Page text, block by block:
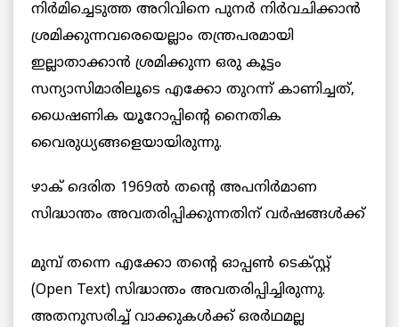
നിര്‍മിച്ചെടുത്ത അറിവിനെ പുനര്‍ നിര്‍വചിക്കാന്‍
ശ്രമിക്കുന്നവരെയെല്ലാം തന്ത്രപരമായി
ഇല്ലാതാക്കാന്‍ ശ്രമിക്കുന്ന ഒരു കൂട്ടം
സന്യാസിമാരിലൂടെ എക്കോ തുറന്ന് കാണിച്ചത്,
ധൈഷണിക യൂറോപ്പിന്റെ നൈതിക
വൈരുധ്യങ്ങളെയായിരുന്നു.
ഴാക് ദെരിത 1969ല്‍ തന്റെ അപനിര്‍മാണ
സിദ്ധാന്തം അവതരിപ്പിക്കുന്നതിന് വര്‍ഷങ്ങള്‍ക്ക്
മുമ്പ് തന്നെ എക്കോ തന്റെ ഓപ്പണ്‍ ടെക്സ്റ്റ്
(Open Text) സിദ്ധാന്തം അവതരിപ്പിച്ചിരുന്നു.
അതനുസരിച്ച് വാക്കുകള്‍ക്ക് ഒരര്‍ഥമല്ല